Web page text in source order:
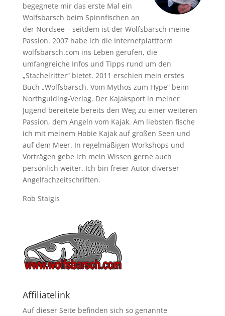
begegnete mir das erste Mal ein
Wolfsbarsch beim Spinnfischen an
der Nordsee – seitdem ist der Wolfsbarsch meine
Passion. 2007 habe ich die Internetplattform
wolfsbarsch.com ins Leben gerufen, die
umfangreiche Infos und Tipps rund um den
„Stachelritter“ bietet. 2011 erschien mein erstes
Buch „Wolfsbarsch. Vom Mythos zum Hype“ beim
Northguiding-Verlag. Der Kajaksport in meiner
Jugend bereitete bereits den Weg zu einer weiteren
Passion, dem Angeln vom Kajak. Am liebsten fische
ich mit meinem Hobie Kajak auf großen Seen und
auf dem Meer. In regelmäßigen Workshops und
Vorträgen gebe ich mein Wissen gerne auch
persönlich weiter. Ich bin freier Autor diverser
Angelfachzeitschriften.
Rob Staigis
Affiliatelink
Auf dieser Seite befinden sich so genannte